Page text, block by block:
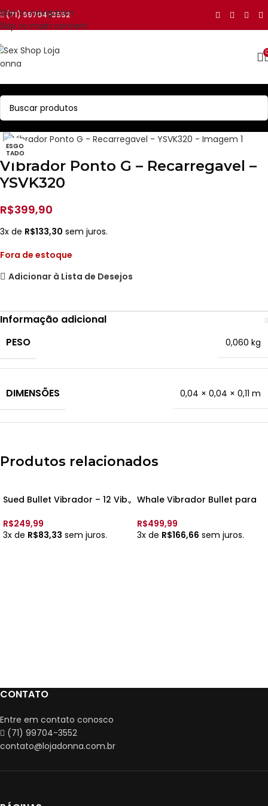
Skip to navigation
Skip to main content
(71) 99704-3552
ESGO
TADO
Vibrador Ponto G – Recarregavel –
YSVK320
R$399,90
3x de R$133,30 sem juros.
Fora de estoque
Adicionar à Lista de Desejos
Informação adicional
PESO
0,060 kg
DIMENSÕES 0,04 × 0,04 × 0,11 m
Produtos relacionados
Sued Bullet Vibrador – 12 Vib.,
5967 –
R$249,99
3x de R$83,33 sem juros.
Whale Vibrador Bullet para
Controle App – 8998 –
R$499,99
3x de R$166,66 sem juros.
CONTATO
Entre em contato conosco
(71) 99704-3552
contato@lojadonna.com.br